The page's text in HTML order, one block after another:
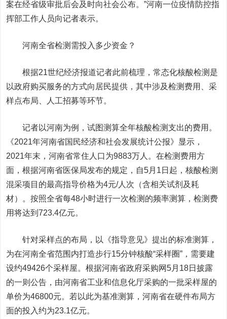
案在经省级审批后会及时向社会公布。”河南一位疫情防控指
挥部工作人员向记者表示。
河南全省检测需投入多少资金？
根据21世纪经济报道记者此前梳理，常态化核酸检测是
以政府购买服务的方式向居民提供，其中涉及检测费用、采
样点布局、人工招募等环节。
记者以河南为例，试图测算全年核酸检测支出的费用。
《2021年河南省国民经济和社会发展统计公报》显示，
2021年末，河南省常住人口为9883万人。在检测费用方
面，根据河南省医保局发布的规定，自5月1日起，核酸检测
混采项目的最高指导价格为4元/人次（含相关试剂及耗
材）。按照全省每48小时进行一次检测的频率测算，检测费
用将达到723.4亿元。
针对采样点的布局，以《指导意见》提出的标准测算，
为在河南全省范围内打造步行15分钟核酸“采样圈”，需要建
设约49426个采样屋。根据河南省政府采购网5月18日披露
的一则公告，由河南省工业和信息化厅采购的一批采样屋的
单价为46800元。若以此为基准测算，河南省在硬件布局方
面的投入约为23.1亿元。